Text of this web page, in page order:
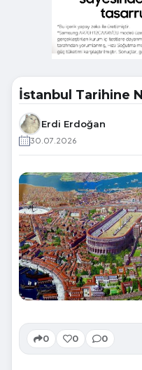
İstanbul Tarihine
Erdi Erdoğan
30.07.2026
0 0 0